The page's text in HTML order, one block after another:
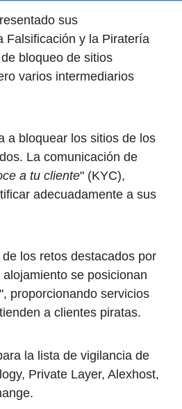
sus
Falsificación y la Piratería
bloqueo de sitios
varios intermediarios
a bloquear los sitios de los
La comunicación de
a tu cliente" (KYC),
adecuadamente a sus
los retos destacados por
se posicionan
proporcionando servicios
a clientes piratas.
la lista de vigilancia de
Private Layer, Alexhost,